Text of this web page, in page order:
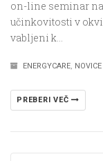
on-line seminar
učinkovitosti v
vabljeni k…
ENERGYCARE, NOVICE
PREBERI VEČ